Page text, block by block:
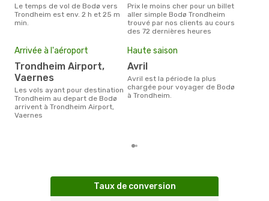
Le temps de vol de Bodø vers
Trondheim est env. 2 h et 25 m
min.
Prix le moins cher pour un billet
aller simple Bodø Trondheim
trouvé par nos clients au cours
des 72 dernières heures
Arrivée à l'aéroport
Trondheim Airport,
Vaernes
Les vols ayant pour destination
Trondheim au depart de Bodø
arrivent à Trondheim Airport,
Vaernes
Haute saison
avril
avril est la période la plus
chargée pour voyager de Bodø
à Trondheim.
Taux de conversion